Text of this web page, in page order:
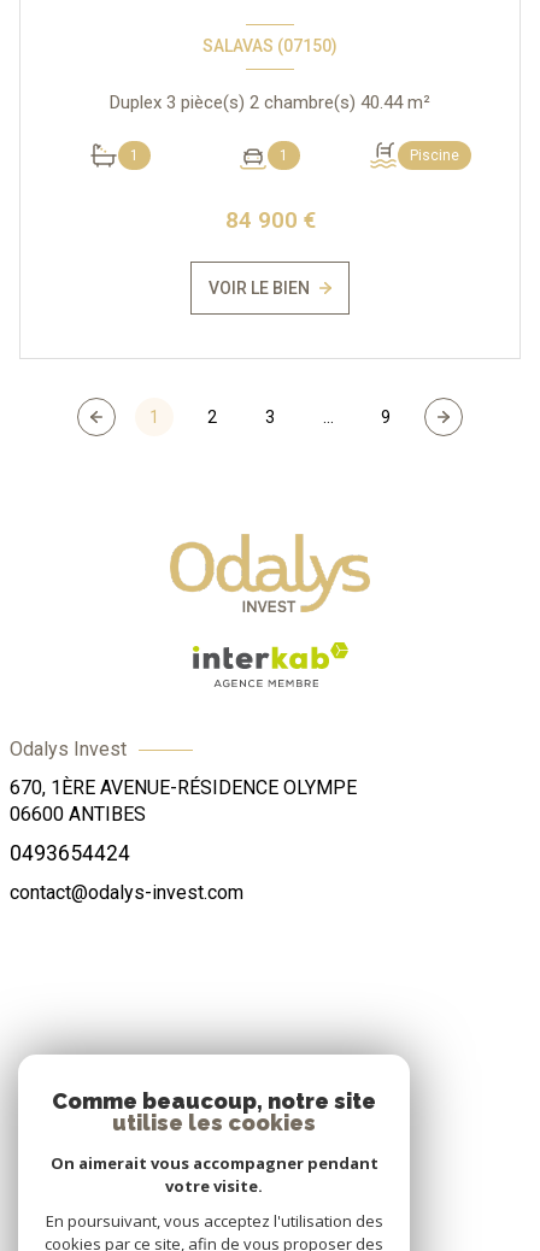
SALAVAS (07150)
Duplex 3 pièce(s) 2 chambre(s) 40.44 m²
1 1 Piscine
84 900 €
VOIR LE BIEN
1 2 3 9
Odalys Invest
670, 1ÈRE AVENUE-RÉSIDENCE OLYMPE
06600 ANTIBES
0493654424
contact@odalys-invest.com
Nous adhérons
Comme beaucoup, notre site
utilise les cookies
On aimerait vous accompagner pendant
votre visite.
En poursuivant, vous acceptez l'utilisation des
cookies par ce site, afin de vous proposer des